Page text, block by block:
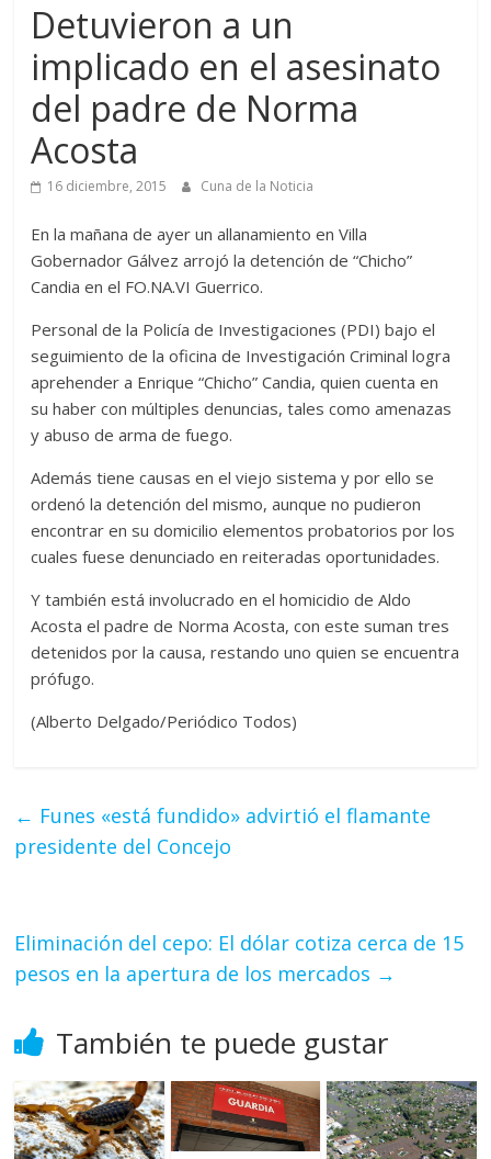
Detuvieron a un
implicado en el asesinato
del padre de Norma
Acosta
16 diciembre, 2015 Cuna de la Noticia
En la mañana de ayer un allanamiento en Villa
Gobernador Gálvez arrojó la detención de “Chicho”
Candia en el FO.NA.VI Guerrico.
Personal de la Policía de Investigaciones (PDI) bajo el
seguimiento de la oficina de Investigación Criminal logra
aprehender a Enrique “Chicho” Candia, quien cuenta en
su haber con múltiples denuncias, tales como amenazas
y abuso de arma de fuego.
Además tiene causas en el viejo sistema y por ello se
ordenó la detención del mismo, aunque no pudieron
encontrar en su domicilio elementos probatorios por los
cuales fuese denunciado en reiteradas oportunidades.
Y también está involucrado en el homicidio de Aldo
Acosta el padre de Norma Acosta, con este suman tres
detenidos por la causa, restando uno quien se encuentra
prófugo.
(Alberto Delgado/Periódico Todos)
← Funes «está fundido» advirtió el flamante
presidente del Concejo
Eliminación del cepo: El dólar cotiza cerca de 15
pesos en la apertura de los mercados →
También te puede gustar